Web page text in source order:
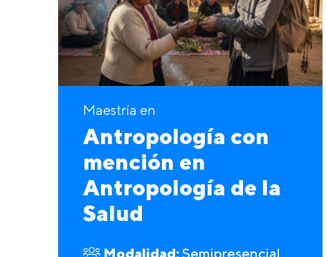
Maestría en
Antropología con
mención en
Antropología de la
Salud
Modalidad: